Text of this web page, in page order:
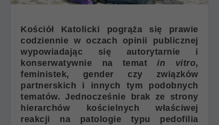
Kościół Katolicki pogrąża się prawie
codziennie w oczach opinii publicznej
wypowiadając się autorytarnie i
konserwatywnie na tematin vitro,
feministek, gender czy związków
partnerskich i innych tym podobnych
tematów. Jednocześnie brak ze strony
hierarchów kościelnych właściwej
reakcji na patologie typu pedofilia